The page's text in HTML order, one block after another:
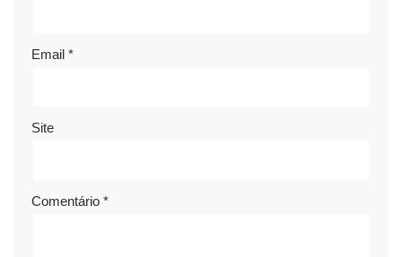
Email *
Site
Comentário *